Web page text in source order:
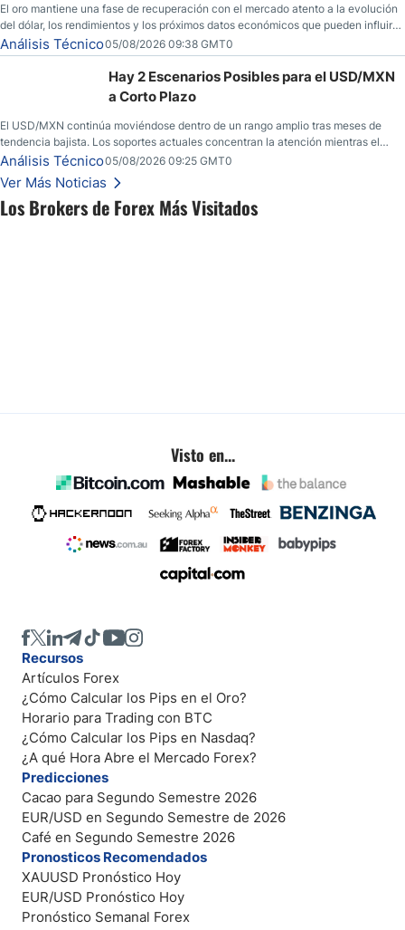
Los Brokers de Forex Más Visitados
El oro mantiene una fase de recuperación con el mercado atento a la evolución
del dólar, los rendimientos y los próximos datos económicos que pueden influir
en su dirección.
Análisis Técnico05/08/2026 09:38 GMT0
Hay 2 Escenarios Posibles para el USD/MXN
a Corto Plazo
El USD/MXN continúa moviéndose dentro de un rango amplio tras meses de
tendencia bajista. Los soportes actuales concentran la atención mientras el
mercado busca nuevas referencias.
Análisis Técnico05/08/2026 09:25 GMT0
Ver Más Noticias
Visto en...
Recursos
Artículos Forex
¿Cómo Calcular los Pips en el Oro?
Horario para Trading con BTC
¿Cómo Calcular los Pips en Nasdaq?
¿A qué Hora Abre el Mercado Forex?
Predicciones
Cacao para Segundo Semestre 2026
EUR/USD en Segundo Semestre de 2026
Café en Segundo Semestre 2026
Pronosticos Recomendados
XAUUSD Pronóstico Hoy
EUR/USD Pronóstico Hoy
Pronóstico Semanal Forex